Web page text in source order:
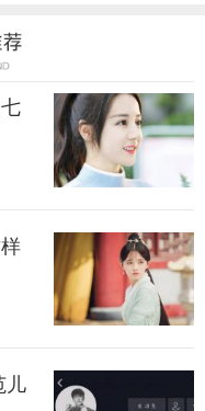
。
小时候邻居有个女
笑，你就像我以前的
，那时候我们经常
真的觉得你好像她
觉你是很正经的搭
。
没有回复你之前，你
儿